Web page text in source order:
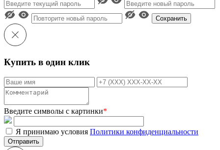
Сохранить
Купить в один клик
Введите символы с картинки*
Я принимаю условия Политики конфиденциальности
Отправить